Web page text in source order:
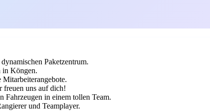
Paketzentrum.
in Köngen.
freuen uns auf dich!
Fahrzeugen in einem tollen Team.
und Teamplayer.